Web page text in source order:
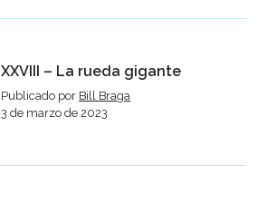
XXVIII – La rueda gigante
Publicado por Bill Braga
3 de marzo de 2023